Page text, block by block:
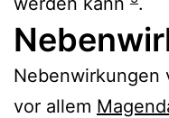
Nebenwirkungen
vor allem